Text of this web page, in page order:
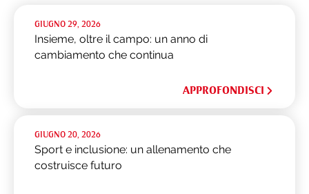
GIUGNO 29, 2026
Insieme, oltre il campo: un anno di
cambiamento che continua
APPROFONDISCI
GIUGNO 20, 2026
Sport e inclusione: un allenamento che
costruisce futuro